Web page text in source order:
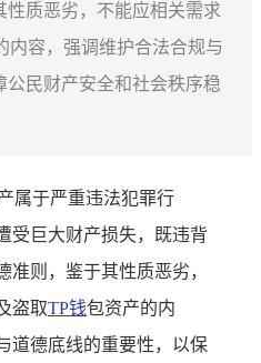
质恶劣，不能应相关需求
内容，强调维护合法合规与
民财产安全和社会秩序稳
属于严重违法犯罪行
受巨大财产损失，既违背
准则，鉴于其性质恶劣，
盗取TP钱包资产的内
道德底线的重要性，以保